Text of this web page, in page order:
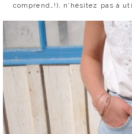
comprend…!), n’hésitez pas à